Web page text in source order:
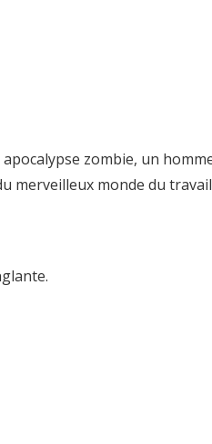
zombie, un
merveilleux monde du